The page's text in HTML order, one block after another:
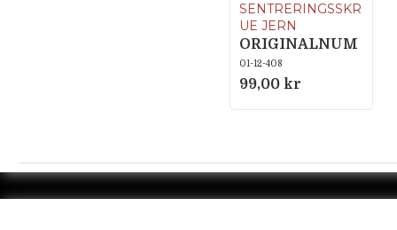
SENTRERINGSSKR
UE JERN
ORIGINALNUM
MER 050.1.1233
01-12-408
99,00 kr